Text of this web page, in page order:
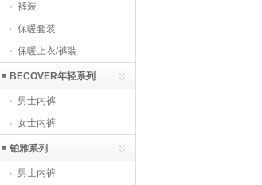
裤装
保暖套装
保暖上衣/裤装
BECOVER年轻系列
男士内裤
女士内裤
铂雅系列
男士内裤